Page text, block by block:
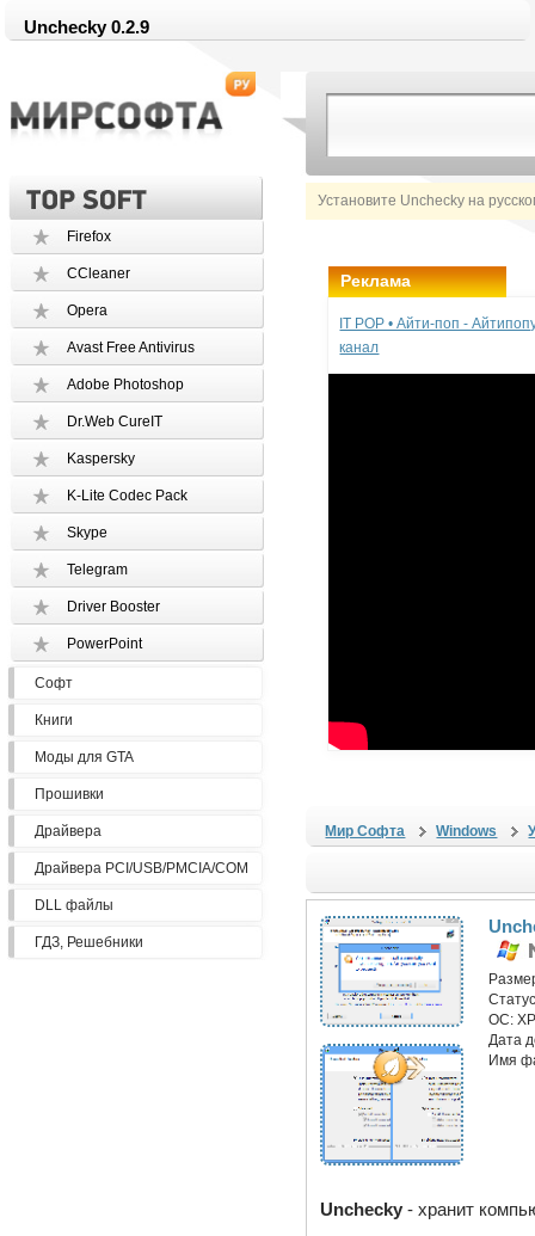
Unchecky 0.2.9
Установите Unchecky на
Firefox
CCleaner
Opera
Avast Free Antivirus
Adobe Photoshop
Dr.Web CureIT
Kaspersky
K-Lite Codec Pack
Skype
Telegram
Driver Booster
PowerPoint
Софт
Книги
Моды для GTA
Прошивки
Драйвера
Драйвера PCI/USB/PMCIA/COM
DLL файлы
ГДЗ, Решебники
Реклама
IT POP • Айти-поп -
канал
Мир Софта Windows
ОС:
Дата
Имя
Unchecky - хранит